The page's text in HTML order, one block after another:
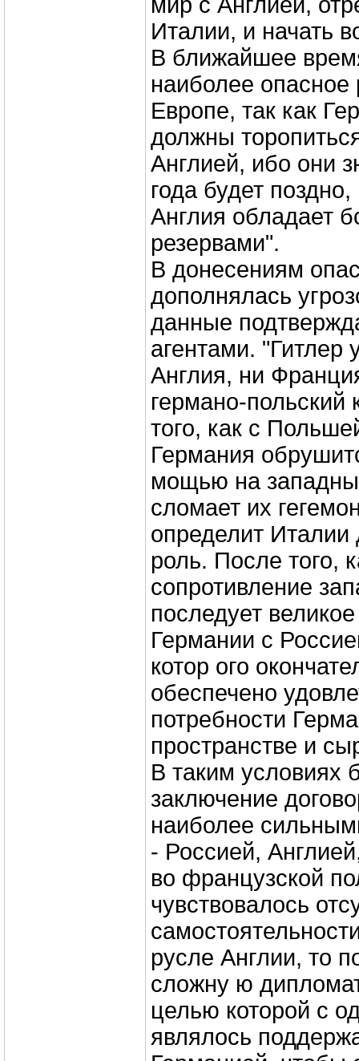
Италии, и начать
В ближайшее
наиболее опасное
Европе, так как
должны
Англией, ибо они
года будет поздно,
Англия обладает
резервами".
В донесениям
дополнялась
данные
агентами. "Гитлер
Англия, ни
германо-польский
того, как с
Германия
мощью на
сломает их
определит
роль. После того,
сопротивление
последует
Германии с
котор ого
обеспечено
потребности
пространстве и
В таким условиях
заключение
наиболее
- Россией,
во французской
чувствовалось
русле Англии, то
сложну ю
целью которой с
являлось